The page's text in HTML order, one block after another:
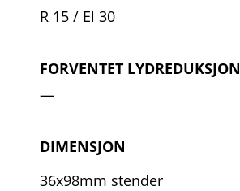
R 15 / El 30
FORVENTET LYDREDUKSJON
—
DIMENSJON
36x98mm stender